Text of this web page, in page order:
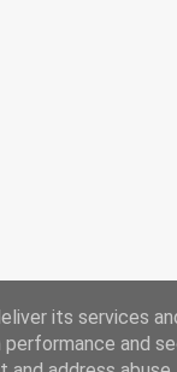
its services
and